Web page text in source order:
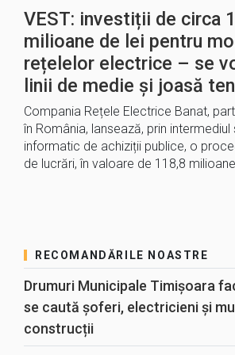
VEST: investiții de circa
milioane de lei pentru
rețelelor electrice – se
linii de medie și joasă
Compania Rețele Electrice Banat,
în România, lansează, prin intermediul
informatic de achiziții publice, o
de lucrări, în valoare de 118,8 milioane
RECOMANDĂRILE NOASTRE
Drumuri Municipale Timișoara
se caută șoferi, electricieni și
construcții